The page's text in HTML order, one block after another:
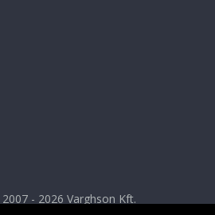
- 2026 Varghson Kft.